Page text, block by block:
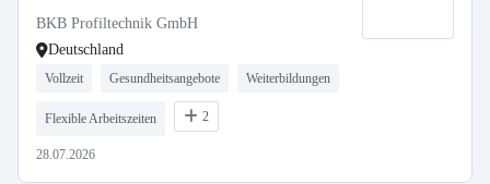
BKB Profiltechnik GmbH
Deutschland
Vollzeit Gesundheitsangebote Weiterbildungen
Flexible Arbeitszeiten 2
28.07.2026